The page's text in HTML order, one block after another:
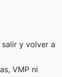
salir y volver a
VMP ni